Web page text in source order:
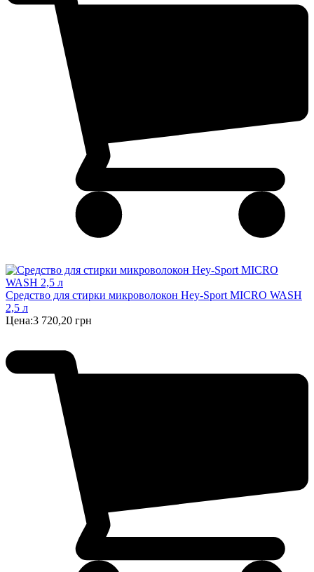
Cредство для стирки микроволокон Hey-Sport MICRO WASH
2,5 л
Цена:3 720,20 грн